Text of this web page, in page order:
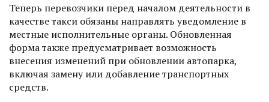
Теперь перевозчики перед началом деятельности в
качестве такси обязаны направлять уведомление в
местные исполнительные органы. Обновленная
форма также предусматривает возможность
внесения изменений при обновлении автопарка,
включая замену или добавление транспортных
средств.